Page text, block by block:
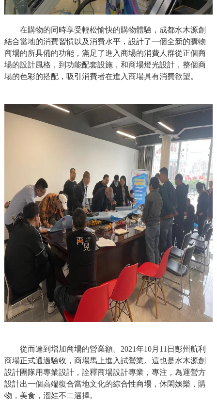
在購物的同時享受輕松愉快的購物體驗，成都水木源創
結合當地的消費習慣以及消費水平，設計了一個全新的購物
商場的所具備的功能，滿足了進入商場的消費人群從正個商
場的設計風格，到功能配套設施，和商場燈光設計，整個商
場的色彩的搭配，吸引消費者在進入商場具有消費欲望。
從而達到增加商場的營業額。2021年10月11日彭州航利
商場正式通過驗收，商場馬上進入試營業。這也是水木源創
設計團隊用專業設計，詮釋商場設計專業，專注，為運營方
設計出一個高端復合當地文化的綜合性商場，休閑娛樂，購
物，美食，溜娃不二選擇。